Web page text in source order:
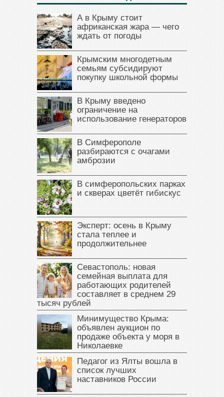
А в Крыму стоит
африканская жара — чего
ждать от погоды
Крымским многодетным
семьям субсидируют
покупку школьной формы
В Крыму введено
ограничение на
использование генераторов
В Симферополе
разбираются с очагами
амброзии
В симферопольских парках
и скверах цветёт гибискус
Эксперт: осень в Крыму
стала теплее и
продолжительнее
Севастополь: новая
семейная выплата для
работающих родителей
составляет в среднем 29
тысяч рублей
Минимущество Крыма:
объявлен аукцион по
продаже объекта у моря в
Николаевке
Педагог из Ялты вошла в
список лучших
наставников России